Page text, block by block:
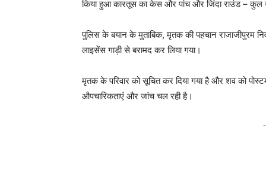
किया हुआ कारतूस का केस और पांच और जिंदा राउंड – कुल
पुलिस के बयान के मुताबिक, मृतक की पहचान राजाजीपुरम
लाइसेंस गाड़ी से बरामद कर लिया गया।
मृतक के परिवार को सूचित कर दिया गया है और शव को
औपचारिकताएं और जांच चल रही है।